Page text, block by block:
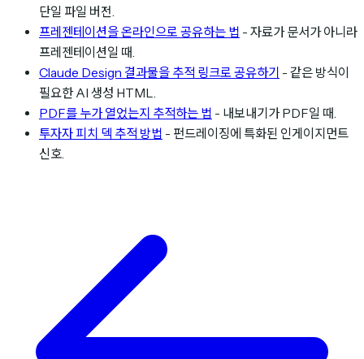
단일 파일 버전.
프레젠테이션을 온라인으로 공유하는 법 - 자료가 문서가 아니라
프레젠테이션일 때.
Claude Design 결과물을 추적 링크로 공유하기 - 같은 방식이
필요한 AI 생성 HTML.
PDF를 누가 열었는지 추적하는 법 - 내보내기가 PDF일 때.
투자자 피치 덱 추적 방법 - 펀드레이징에 특화된 인게이지먼트
신호.